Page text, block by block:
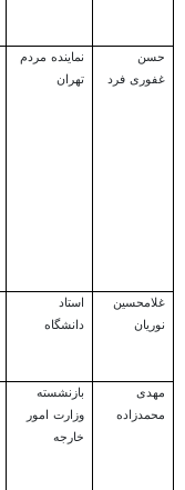
حسن
غفوری فرد
نماینده مردم
تهران
غلامحسین
نوریان
استاد
دانشگاه
مهدی
محمدزاده
بازنشسته
وزارت امور
خارجه